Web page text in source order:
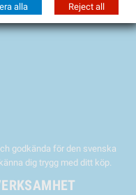
godkända för den svenska
dig trygg med ditt köp.
alla Reject all